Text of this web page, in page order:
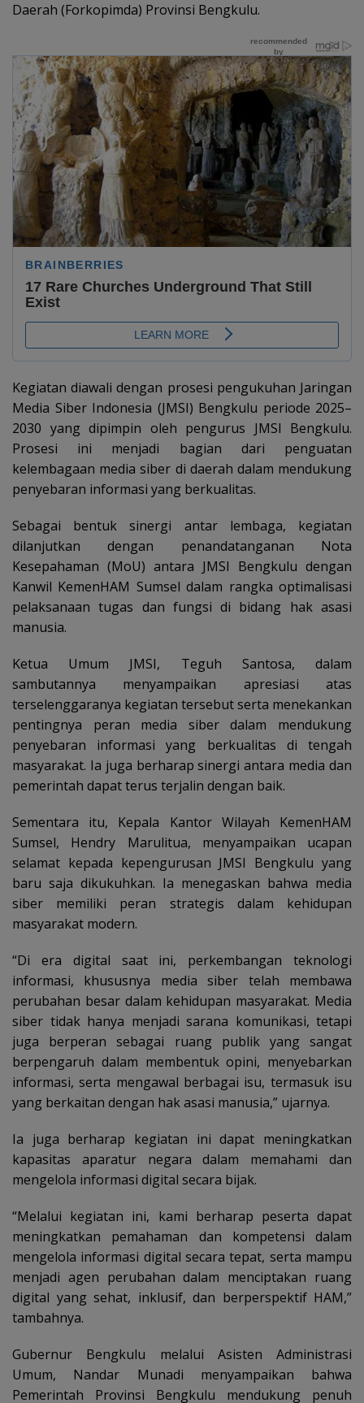
Daerah (Forkopimda) Provinsi Bengkulu.
Kegiatan diawali dengan prosesi pengukuhan Jaringan
Media Siber Indonesia (JMSI) Bengkulu periode 2025–
2030 yang dipimpin oleh pengurus JMSI Bengkulu.
Prosesi ini menjadi bagian dari penguatan
kelembagaan media siber di daerah dalam mendukung
penyebaran informasi yang berkualitas.
Sebagai bentuk sinergi antar lembaga, kegiatan
dilanjutkan dengan penandatanganan Nota
Kesepahaman (MoU) antara JMSI Bengkulu dengan
Kanwil KemenHAM Sumsel dalam rangka optimalisasi
pelaksanaan tugas dan fungsi di bidang hak asasi
manusia.
Ketua Umum JMSI, Teguh Santosa, dalam
sambutannya menyampaikan apresiasi atas
terselenggaranya kegiatan tersebut serta menekankan
pentingnya peran media siber dalam mendukung
penyebaran informasi yang berkualitas di tengah
masyarakat. Ia juga berharap sinergi antara media dan
pemerintah dapat terus terjalin dengan baik.
Sementara itu, Kepala Kantor Wilayah KemenHAM
Sumsel, Hendry Marulitua, menyampaikan ucapan
selamat kepada kepengurusan JMSI Bengkulu yang
baru saja dikukuhkan. Ia menegaskan bahwa media
siber memiliki peran strategis dalam kehidupan
masyarakat modern.
“Di era digital saat ini, perkembangan teknologi
informasi, khususnya media siber telah membawa
perubahan besar dalam kehidupan masyarakat. Media
siber tidak hanya menjadi sarana komunikasi, tetapi
juga berperan sebagai ruang publik yang sangat
berpengaruh dalam membentuk opini, menyebarkan
informasi, serta mengawal berbagai isu, termasuk isu
yang berkaitan dengan hak asasi manusia,” ujarnya.
Ia juga berharap kegiatan ini dapat meningkatkan
kapasitas aparatur negara dalam memahami dan
mengelola informasi digital secara bijak.
“Melalui kegiatan ini, kami berharap peserta dapat
meningkatkan pemahaman dan kompetensi dalam
mengelola informasi digital secara tepat, serta mampu
menjadi agen perubahan dalam menciptakan ruang
digital yang sehat, inklusif, dan berperspektif HAM,”
tambahnya.
Gubernur Bengkulu melalui Asisten Administrasi
Umum, Nandar Munadi menyampaikan bahwa
Pemerintah Provinsi Bengkulu mendukung penuh